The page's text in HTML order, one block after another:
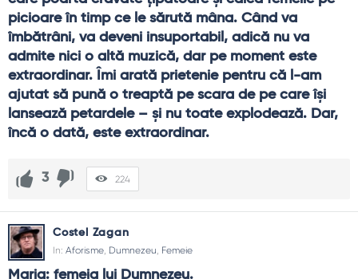
picioare în timp ce le sărută mâna. Când va
îmbătrâni, va deveni insuportabil, adică nu va
admite nici o altă muzică, dar pe moment este
extraordinar. Îmi arată prietenie pentru că l-am
ajutat să pună o treaptă pe scara de pe care îşi
lansează petardele – şi nu toate explodează. Dar,
încă o dată, este extraordinar.
3 224
Costel Zagan
In: Aforisme Dumnezeu Femeie
Maria: femeia lui Dumnezeu.